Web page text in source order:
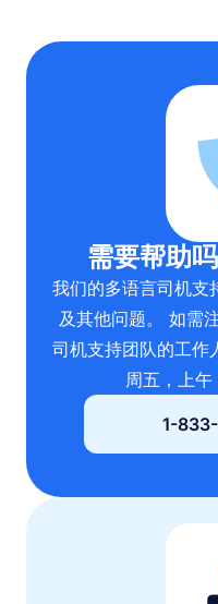
需要帮助
我们的多语言司机支
及其他问题。 如需
司机支持团队的工作
周五，上午
1-